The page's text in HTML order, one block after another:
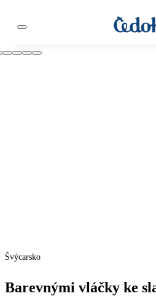
Švýcarsko
Barevnými vláčky ke